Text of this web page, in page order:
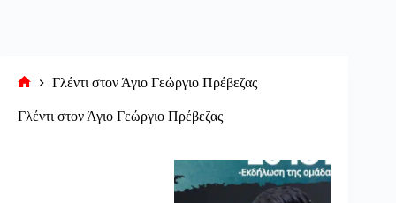
σελίδα
Γλέντι στον Άγιο Γεώργιο Πρέβεζας
Γλέντι στον Άγιο Γεώργιο Πρέβεζας